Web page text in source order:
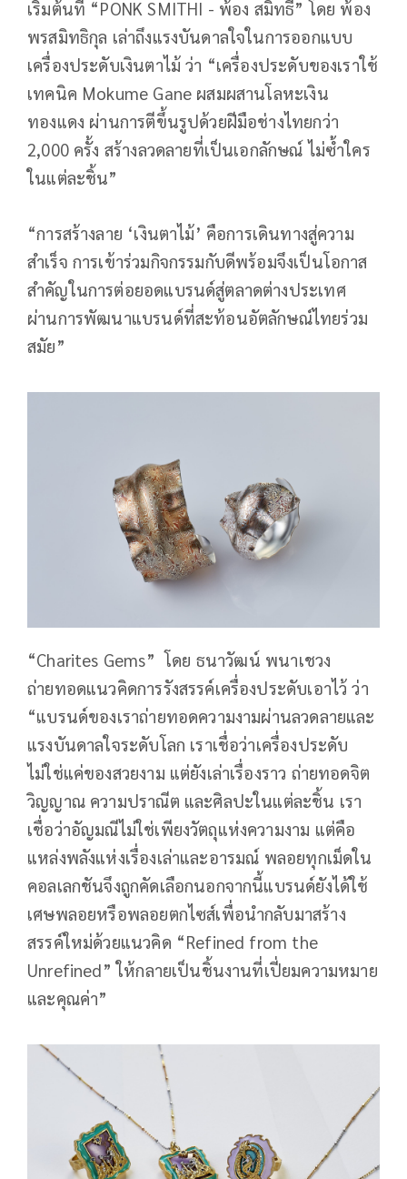
เริ่มต้นที่ “PONK SMITHI - พ้อง สมิทธี” โดย พ้อง
พรสมิทธิกุล เล่าถึงแรงบันดาลใจในการออกแบบ
เครื่องประดับเงินตาไม้ ว่า “เครื่องประดับของเราใช้
เทคนิค Mokume Gane ผสมผสานโลหะเงิน
ทองแดง ผ่านการตีขึ้นรูปด้วยฝีมือช่างไทยกว่า
2,000 ครั้ง สร้างลวดลายที่เป็นเอกลักษณ์ ไม่ซ้ำใคร
ในแต่ละชิ้น”
“การสร้างลาย ‘เงินตาไม้’ คือการเดินทางสู่ความ
สำเร็จ การเข้าร่วมกิจกรรมกับดีพร้อมจึงเป็นโอกาส
สำคัญในการต่อยอดแบรนด์สู่ตลาดต่างประเทศ
ผ่านการพัฒนาแบรนด์ที่สะท้อนอัตลักษณ์ไทยร่วม
สมัย”
“Charites Gems” โดย ธนาวัฒน์ พนาเชวง
ถ่ายทอดแนวคิดการรังสรรค์เครื่องประดับเอาไว้ ว่า
“แบรนด์ของเราถ่ายทอดความงามผ่านลวดลายและ
แรงบันดาลใจระดับโลก เราเชื่อว่าเครื่องประดับ
ไม่ใช่แค่ของสวยงาม แต่ยังเล่าเรื่องราว ถ่ายทอดจิต
วิญญาณ ความปราณีต และศิลปะในแต่ละชิ้น เรา
เชื่อว่าอัญมณีไม่ใช่เพียงวัตถุแห่งความงาม แต่คือ
แหล่งพลังแห่งเรื่องเล่าและอารมณ์ พลอยทุกเม็ดใน
คอลเลกชันจึงถูกคัดเลือกนอกจากนี้แบรนด์ยังได้ใช้
เศษพลอยหรือพลอยตกไซส์เพื่อนำกลับมาสร้าง
สรรค์ใหม่ด้วยแนวคิด “Refined from the
Unrefined” ให้กลายเป็นชิ้นงานที่เปี่ยมความหมาย
และคุณค่า”